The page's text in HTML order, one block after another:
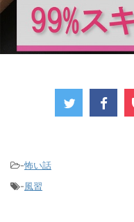
-怖い話
-風習